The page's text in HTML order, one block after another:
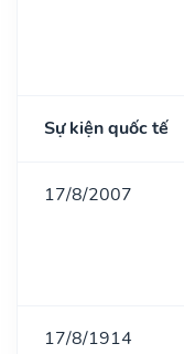
Sự kiện quốc tế
17/8/2007
17/8/1914